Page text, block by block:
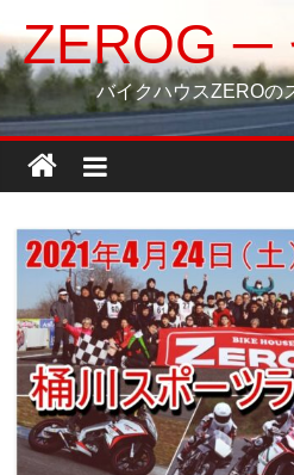
ン
テ
ツ
ス
ZEROG ─
バイクハウスZEROの